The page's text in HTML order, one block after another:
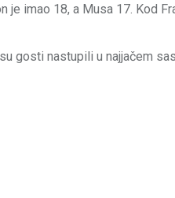
imao 18, a Musa 17. Kod
gosti nastupili u najjačem